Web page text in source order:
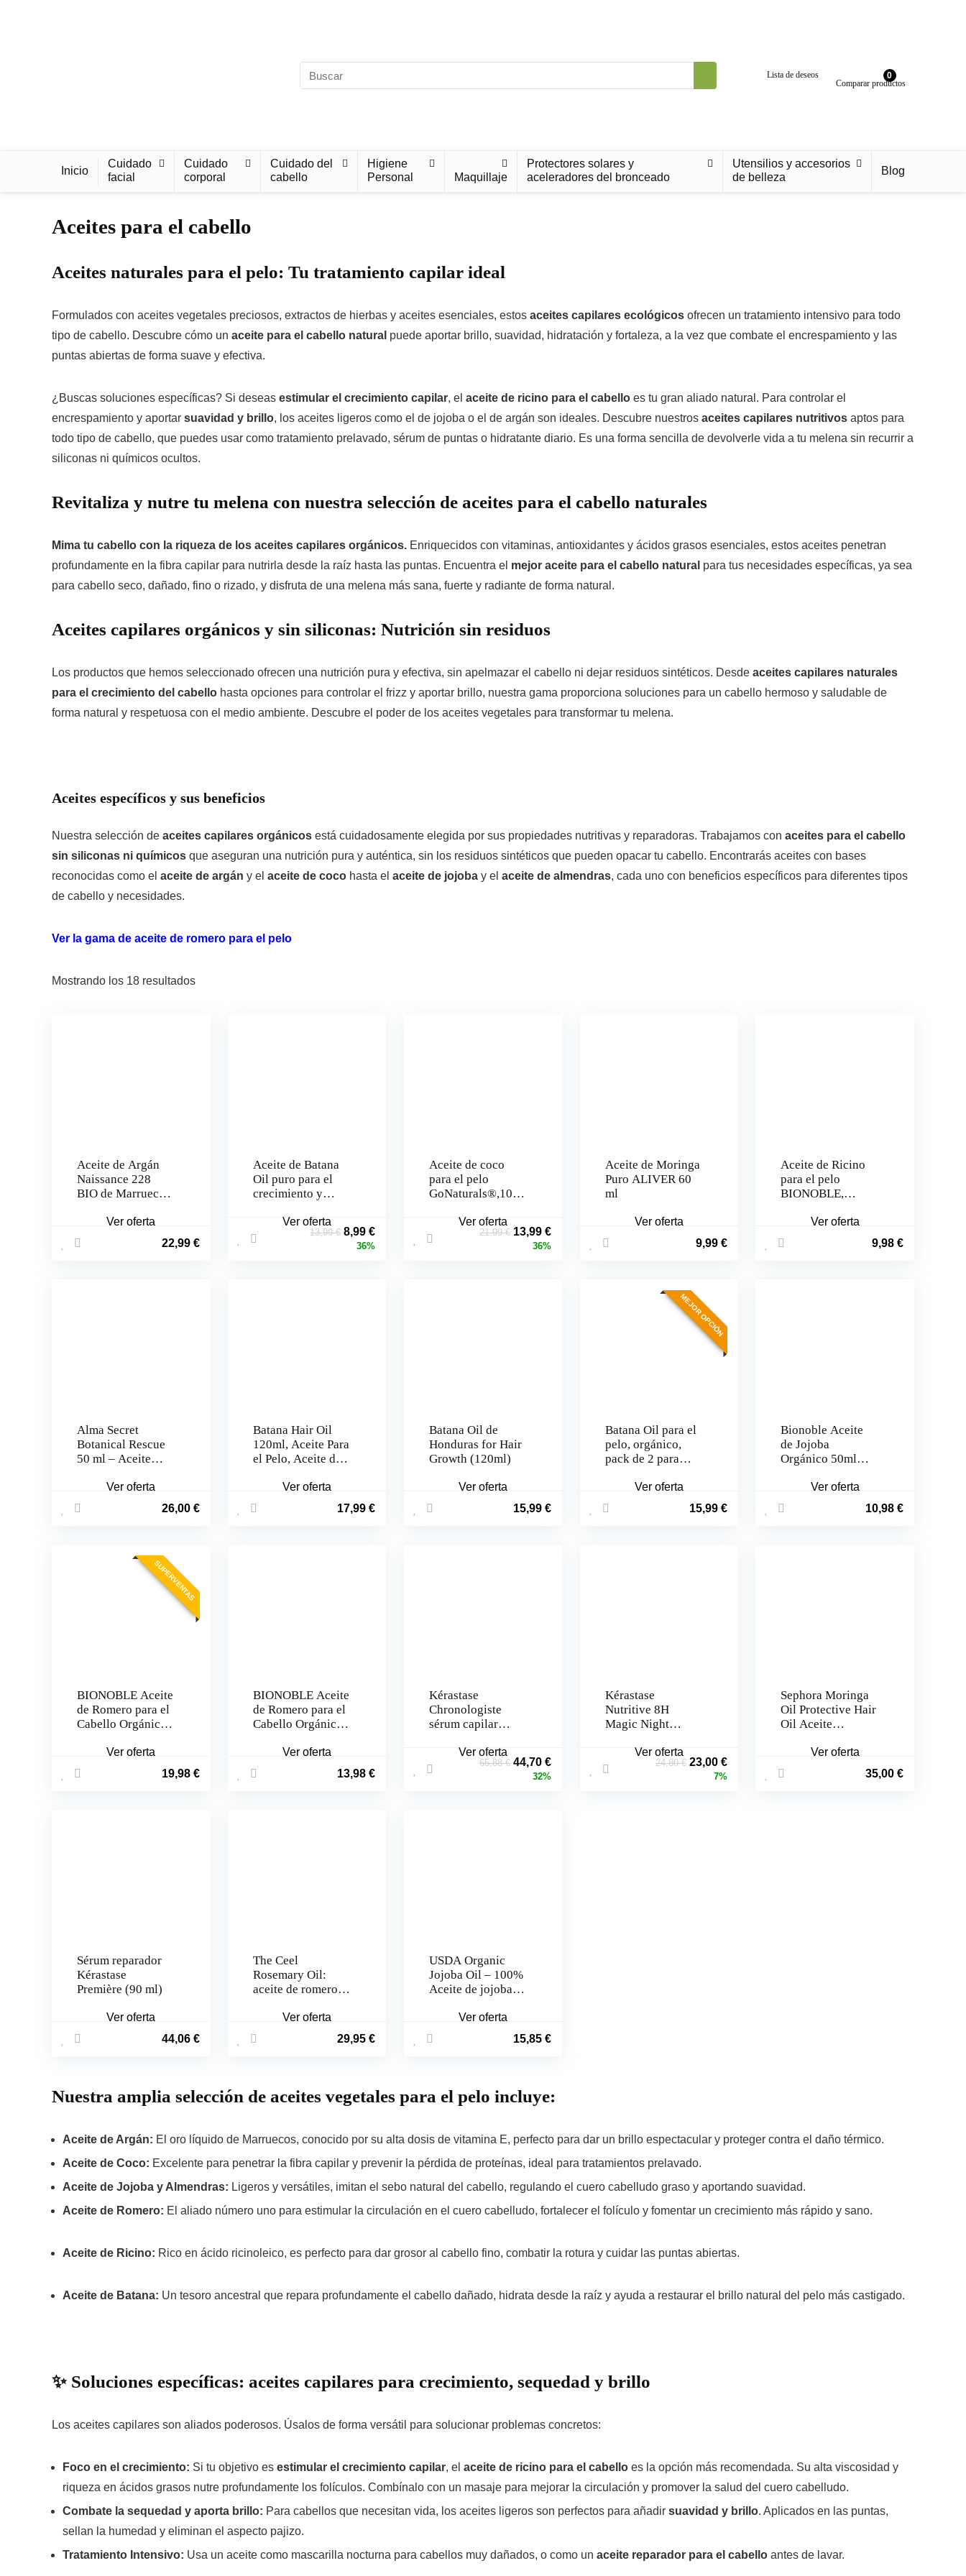
Lista de deseos 0
Comparar productos
Inicio
Cuidado
facial
Cuidado
corporal
Cuidado del
cabello
Higiene
Personal
Maquillaje
Protectores solares y
aceleradores del bronceado
Utensilios y accesorios
de belleza
Blog
Aceites para el cabello
Aceites naturales para el pelo: Tu tratamiento capilar ideal
Formulados con aceites vegetales preciosos, extractos de hierbas y aceites esenciales, estos aceites capilares ecológicos ofrecen un tratamiento intensivo para todo
tipo de cabello. Descubre cómo un aceite para el cabello natural puede aportar brillo, suavidad, hidratación y fortaleza, a la vez que combate el encrespamiento y las
puntas abiertas de forma suave y efectiva.
¿Buscas soluciones específicas? Si deseas estimular el crecimiento capilar, el aceite de ricino para el cabello es tu gran aliado natural. Para controlar el
encrespamiento y aportar suavidad y brillo, los aceites ligeros como el de jojoba o el de argán son ideales. Descubre nuestros aceites capilares nutritivos aptos para
todo tipo de cabello, que puedes usar como tratamiento prelavado, sérum de puntas o hidratante diario. Es una forma sencilla de devolverle vida a tu melena sin recurrir a
siliconas ni químicos ocultos.
Revitaliza y nutre tu melena con nuestra selección de aceites para el cabello naturales
Mima tu cabello con la riqueza de los aceites capilares orgánicos. Enriquecidos con vitaminas, antioxidantes y ácidos grasos esenciales, estos aceites penetran
profundamente en la fibra capilar para nutrirla desde la raíz hasta las puntas. Encuentra el mejor aceite para el cabello natural para tus necesidades específicas, ya sea
para cabello seco, dañado, fino o rizado, y disfruta de una melena más sana, fuerte y radiante de forma natural.
Aceites capilares orgánicos y sin siliconas: Nutrición sin residuos
Los productos que hemos seleccionado ofrecen una nutrición pura y efectiva, sin apelmazar el cabello ni dejar residuos sintéticos. Desde aceites capilares naturales
para el crecimiento del cabello hasta opciones para controlar el frizz y aportar brillo, nuestra gama proporciona soluciones para un cabello hermoso y saludable de
forma natural y respetuosa con el medio ambiente. Descubre el poder de los aceites vegetales para transformar tu melena.
Aceites específicos y sus beneficios
Nuestra selección de aceites capilares orgánicos está cuidadosamente elegida por sus propiedades nutritivas y reparadoras. Trabajamos con aceites para el cabello
sin siliconas ni químicos que aseguran una nutrición pura y auténtica, sin los residuos sintéticos que pueden opacar tu cabello. Encontrarás aceites con bases
reconocidas como el aceite de argán y el aceite de coco hasta el aceite de jojoba y el aceite de almendras, cada uno con beneficios específicos para diferentes tipos
de cabello y necesidades.
Ver la gama de aceite de romero para el pelo
Mostrando los 18 resultados
Aceite de Argán
Naissance 228
BIO de Marruecos
Ver oferta
22,99 €
Aceite de Batana
Oil puro para el
crecimiento y
cabelloVer oferta
13,99€ El
precio
8,99€El
36%
Aceite de coco
para el pelo
GoNaturals®,100
(250 ml)Ver oferta
21,99€ El
precio
13,99€El
36%
Aceite de Moringa
Puro ALIVER 60
ml
Ver oferta
9,99 €
Aceite de Ricino
para el pelo
BIONOBLE,
100% puro
Ver oferta
9,98 €
Alma Secret
Botanical Rescue
50 ml – Aceite
y Pre-Poo (Apto
Método Curly)
Ver oferta
26,00 €
Batana Hair Oil
120ml, Aceite Para
el Pelo, Aceite de
crecimiento del
cabello, orgánico
100% natural y
Ver oferta
17,99€
Batana Oil de
Honduras for Hair
Growth (120ml)
Ver oferta
15,99€
MEJOR OPCIÓN
Batana Oil para el
pelo, orgánico,
pack de 2 para
Ver oferta
15,99 €
Bionoble Aceite
de Jojoba
Orgánico 50ml
Ver oferta
10,98 €
SUPERVENTAS
BIONOBLE Aceite
de Romero para el
Cabello Orgánico
Ver oferta
19,98 €
BIONOBLE Aceite
de Romero para el
Cabello Orgánico
Ver oferta
13,98€
Kérastase
Chronologiste
sérum capilar
noche (90ml)
Ver oferta
65,88€ El
precio
44,70€El
32%
Kérastase
Nutritive 8H
Magic Night
Mini) 30ml
Ver oferta
24,80€ El
precio
23,00 €El
precio
7%
Sephora Moringa
Oil Protective Hair
Oil Aceite
cabello (50 ml)
Ver oferta
35,00 €
Sérum reparador
Kérastase
Première (90 ml)
Ver oferta
44,06 €
The Ceel
Rosemary Oil:
aceite de romero
Ver oferta
29,95€
USDA Organic
Jojoba Oil – 100%
Aceite de jojoba
frío para la piel, el
cabello, el rostro y
las uñas
Ver oferta
15,85€
Nuestra amplia selección de aceites vegetales para el pelo incluye:
Aceite de Argán: El oro líquido de Marruecos, conocido por su alta dosis de vitamina E, perfecto para dar un brillo espectacular y proteger contra el daño térmico.
Aceite de Coco: Excelente para penetrar la fibra capilar y prevenir la pérdida de proteínas, ideal para tratamientos prelavado.
Aceite de Jojoba y Almendras: Ligeros y versátiles, imitan el sebo natural del cabello, regulando el cuero cabelludo graso y aportando suavidad.
Aceite de Romero: El aliado número uno para estimular la circulación en el cuero cabelludo, fortalecer el folículo y fomentar un crecimiento más rápido y sano.
Aceite de Ricino: Rico en ácido ricinoleico, es perfecto para dar grosor al cabello fino, combatir la rotura y cuidar las puntas abiertas.
Aceite de Batana: Un tesoro ancestral que repara profundamente el cabello dañado, hidrata desde la raíz y ayuda a restaurar el brillo natural del pelo más castigado.
✨ Soluciones específicas: aceites capilares para crecimiento, sequedad y brillo
Los aceites capilares son aliados poderosos. Úsalos de forma versátil para solucionar problemas concretos:
Foco en el crecimiento: Si tu objetivo es estimular el crecimiento capilar, el aceite de ricino para el cabello es la opción más recomendada. Su alta viscosidad y
riqueza en ácidos grasos nutre profundamente los folículos. Combínalo con un masaje para mejorar la circulación y promover la salud del cuero cabelludo.
Combate la sequedad y aporta brillo: Para cabellos que necesitan vida, los aceites ligeros son perfectos para añadir suavidad y brillo. Aplicados en las puntas,
sellan la humedad y eliminan el aspecto pajizo.
Tratamiento Intensivo: Usa un aceite como mascarilla nocturna para cabellos muy dañados, o como un aceite reparador para el cabello antes de lavar.